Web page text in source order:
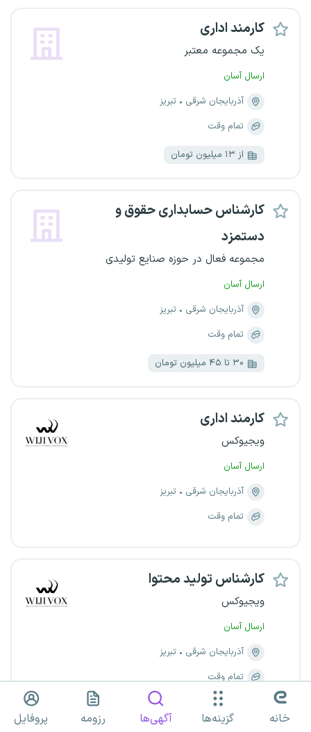
کارمند اداری
یک مجموعه معتبر
ارسال آسان
آذربایجان شرقی
تبریز
تمام وقت
از ۱۳ میلیون تومان
کارشناس حسابداری حقوق و
دستمزد
مجموعه فعال در حوزه صنایع تولیدی
ارسال آسان
آذربایجان شرقی
تبریز
تمام وقت
۳۰ تا ۴۵ میلیون تومان
کارمند اداری
ویجیوکس
ارسال آسان
آذربایجان شرقی
تبریز
تمام وقت
کارشناس تولید محتوا
ویجیوکس
ارسال آسان
آذربایجان شرقی
تبریز
تمام وقت
خانه گزینه‌ها آگهی‌ها رزومه پروفایل